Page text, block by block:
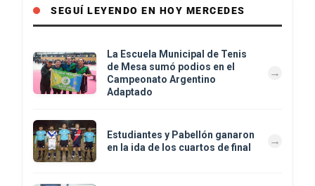
SEGUÍ LEYENDO EN HOY MERCEDES
La Escuela Municipal de Tenis
de Mesa sumó podios en el
Campeonato Argentino
Adaptado
Estudiantes y Pabellón ganaron
en la ida de los cuartos de final